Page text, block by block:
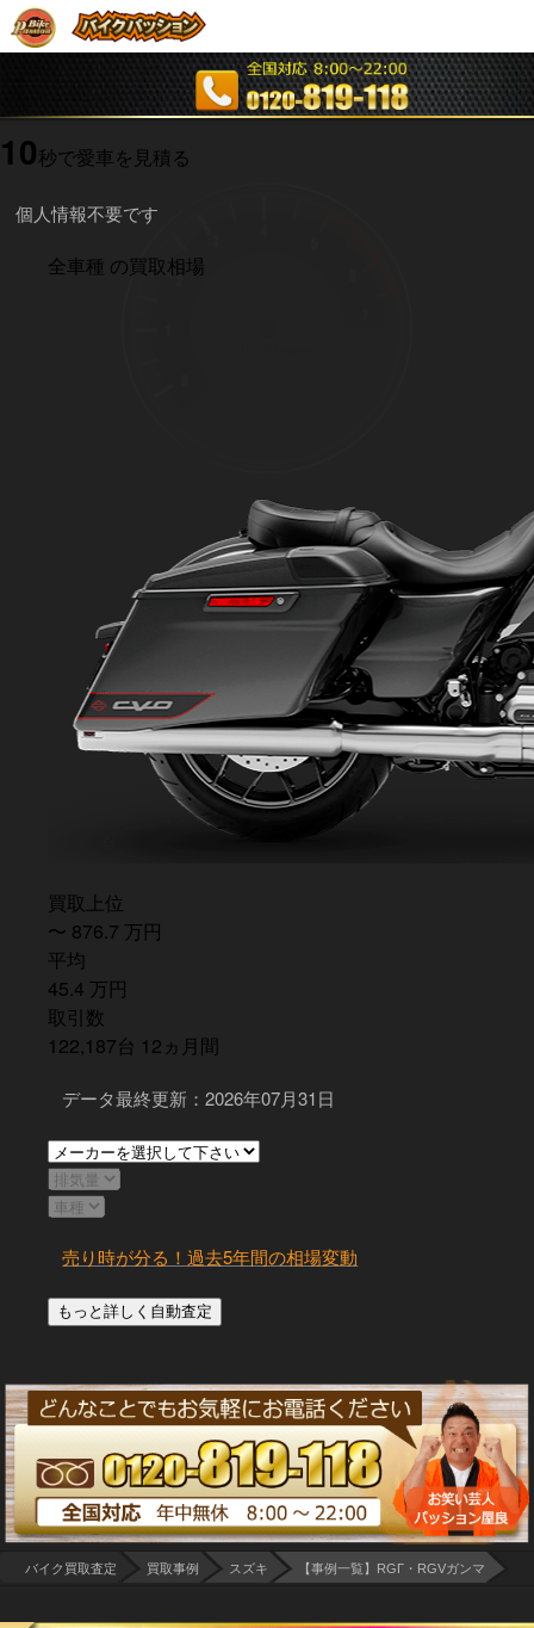
10秒で愛車を見積る
個人情報不要です
全車種 の買取相場
買取上位
〜 876.7 万円
平均
45.4 万円
取引数
122,187台 12 ヵ月間
データ最終更新：2026年07月31日
売り時が分る！過去5年間の相場変動
バイク買取査定 買取事例 スズキ 【事例一覧】RGΓ・RGVガンマ